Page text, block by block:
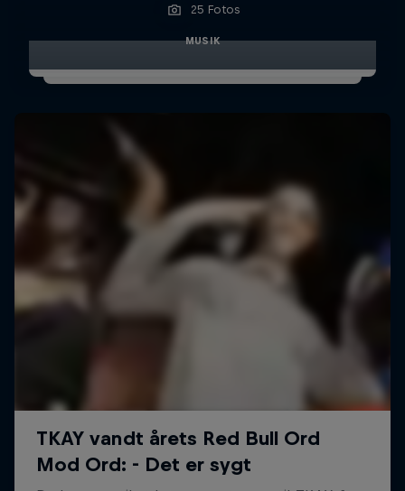
25 Fotos
MUSIK